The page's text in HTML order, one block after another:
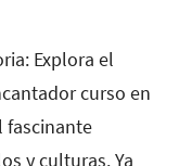
Explora el
curso en
fascinante
y culturas. Ya